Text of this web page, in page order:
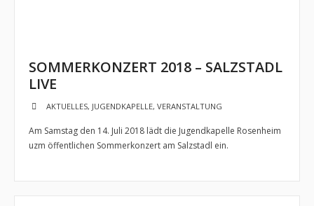
- - Dirigent
- Jugendkapelle
SOMMERKONZERT 2018 – SALZSTADL
LIVE
AKTUELLES, JUGENDKAPELLE,VERANSTALTUNG
Am Samstag den 14. Juli 2018 lädt die Jugendkapelle Rosenheim
uzm öffentlichen Sommerkonzert am Salzstadl ein.